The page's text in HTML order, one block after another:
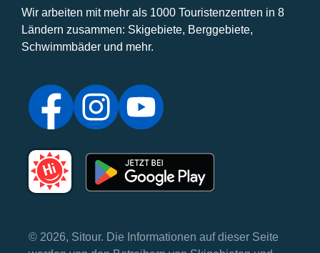
Wir arbeiten mit mehr als 1000 Touristenzentren in 8
Ländern zusammen: Skigebiete, Berggebiete,
Schwimmbäder und mehr.
© 2026, Sitour. Die Informationen auf dieser Seite